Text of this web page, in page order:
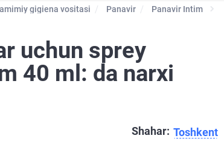
gigiena vositasi Panavir Panavir Intim
uchun sprey
40 ml: da narxi
Shahar: Toshkent